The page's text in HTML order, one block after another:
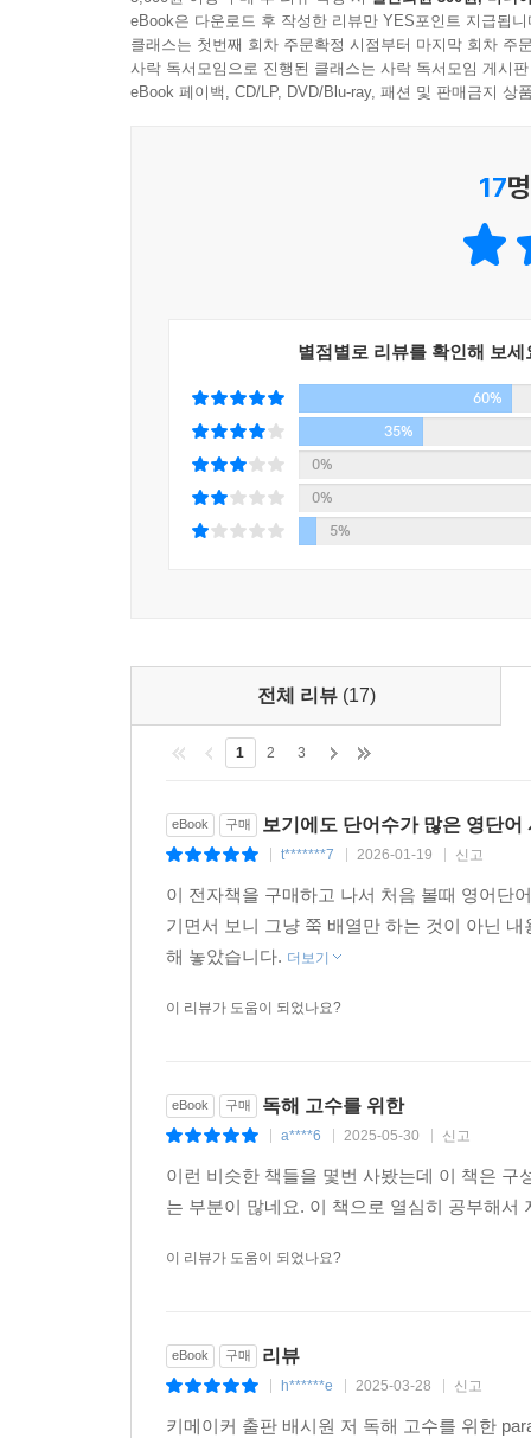
626-650
651-675
676-700
701-725
976-1000
1001-1025
1026-1050
1051-1075
1226-1250
1301-1325
1351-1375
1376-1400
1401-1425
1526-1550
1551-1575
1576-1600
1601-1625
1651-1675
1726-1750
1751-1775
1776-1800
eBook은 다운로드 후 작성한 리뷰만 YES포인트 지급됩니
클래스는 첫번째 회차 주문확정 시점부터 마지막 회차 주
사락 독서모임으로 진행된 클래스는 사락 독서모임 게시
eBook 페이백, CD/LP, DVD/Blu-ray, 패션 및 판매금지 상
17
별점별로 리뷰를 확인해 보세
60%
35%
0%
0%
5%
전체 리뷰 (17)
1 2 3
eBook 구매 보기에도 단어수가 많은 영단어
t*******7 2026-01-19 신고
이 전자책을 구매하고 나서 처음 볼때 영어단
기면서 보니 그냥 쭉 배열만 하는 것이 아닌
해 놓았습니다. 더보기
이 리뷰가 도움이 되었나요?
eBook 구매 독해 고수를 위한
a****6 2025-05-30 신고
이런 비슷한 책들을 몇번 사봤는데 이 책은
는 부분이 많네요. 이 책으로 열심히 공부해
이 리뷰가 도움이 되었나요?
eBook 구매 리뷰
h******e 2025-03-28 신고
키메이커 출판 배시원 저 독해 고수를 위한